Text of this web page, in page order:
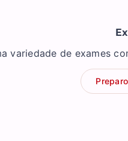
variedade de exames